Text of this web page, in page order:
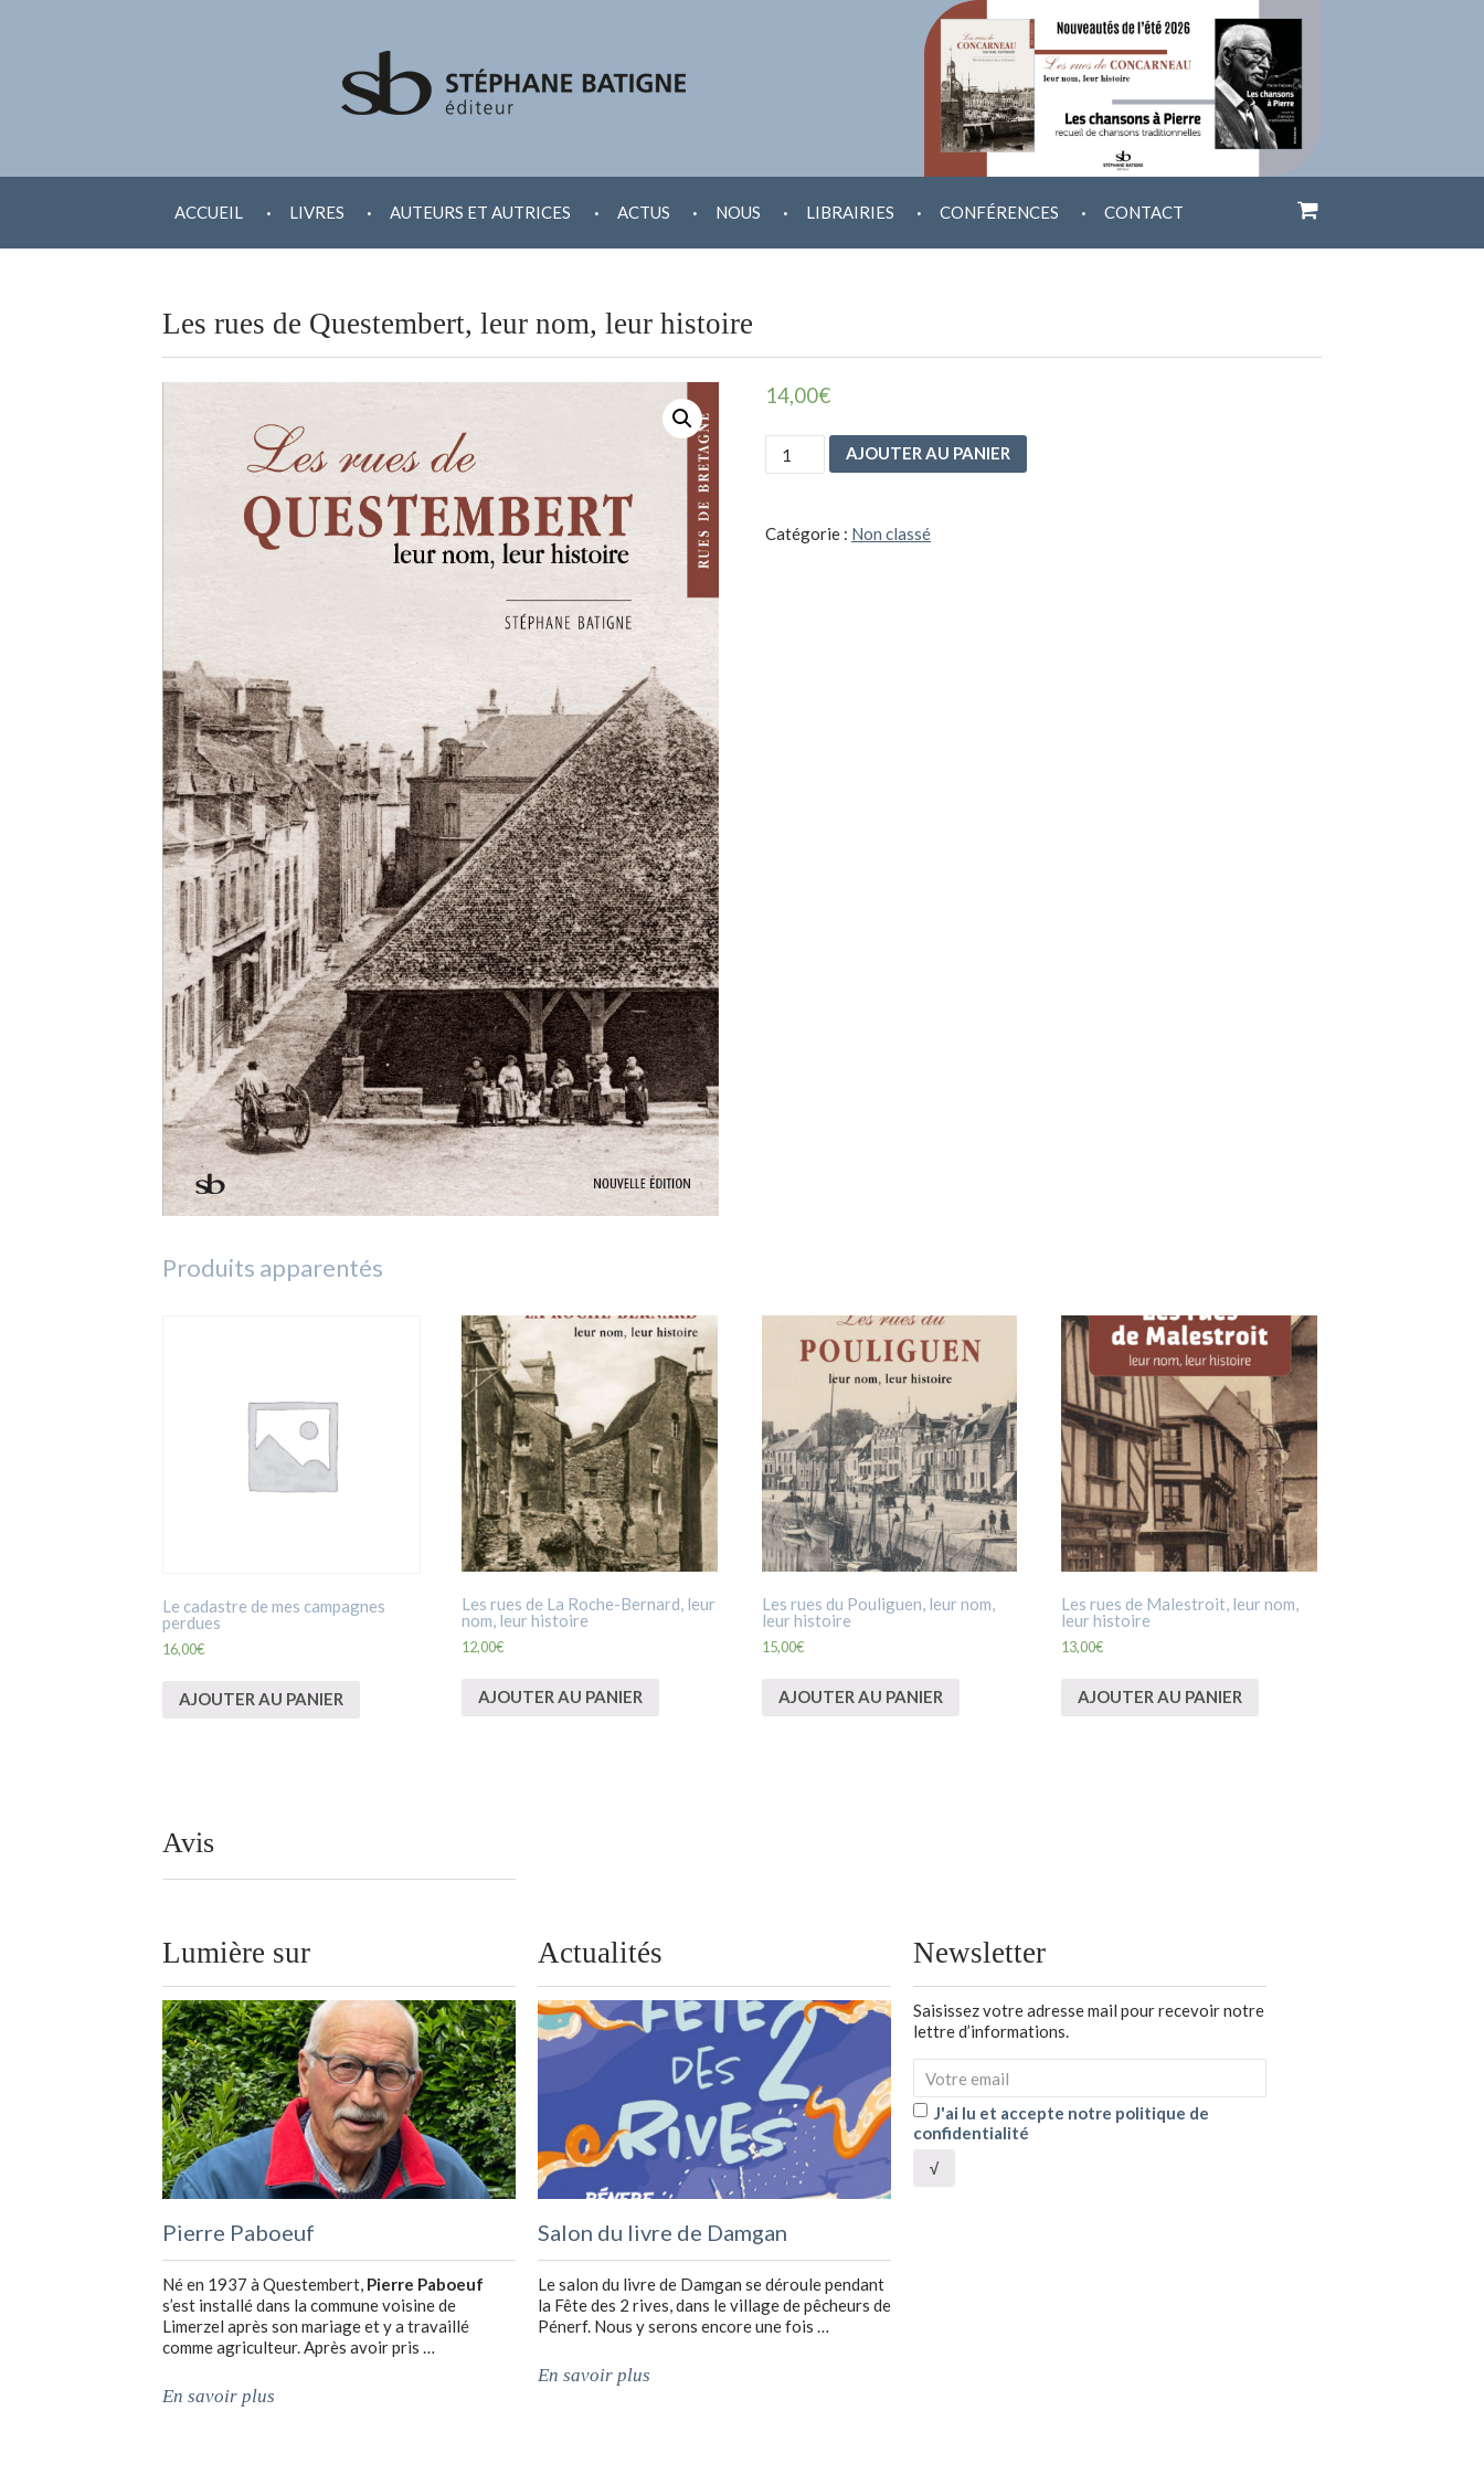
AU
ACCUEIL . LIVRES . AUTEURS ET AUTRICES . ACTUS . NOUS . LIBRAIRIES . CONFÉRENCES . CONTACT
Les rues de Questembert, leur nom, leur histoire
14,00€
de
Questembert,
AJOUTER AU PANIER
Catégorie : Non classé
Produits apparentés
Le cadastre de mes campagnes
perdues
16,00€
AJOUTER AU PANIER
Les rues de La Roche-Bernard, leur
nom, leur histoire
12,00€
AJOUTER AU PANIER
Les rues du Pouliguen, leur nom,
leur histoire
15,00€
AJOUTER AU PANIER
Les rues de Malestroit, leur nom,
leur histoire
13,00€
AJOUTER AU PANIER
Avis
Lumière sur
Pierre Paboeuf
Né en 1937 à Questembert, Pierre Paboeuf
s’est installé dans la commune voisine de
Limerzel après son mariage et y a travaillé
comme agriculteur. Après avoir pris …
En savoir plus
Actualités
Salon du livre de Damgan
Le salon du livre de Damgan se déroule pendant
la Fête des 2 rives, dans le village de pêcheurs de
Pénerf. Nous y serons encore une fois …
En savoir plus
Newsletter
Saisissez votre adresse mail pour recevoir notre
lettre d’informations.
J'ai lu et accepte notre politique de
confidentialité
√